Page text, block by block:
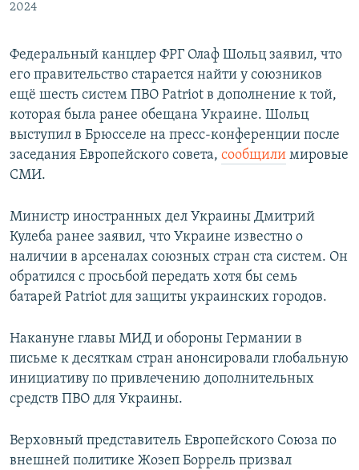
Все сайты РСЕ/РС
2024
Федеральный канцлер ФРГ Олаф Шольц заявил, что
его правительство старается найти у союзников
ещё шесть систем ПВО Patriot в дополнение к той,
которая была ранее обещана Украине. Шольц
выступил в Брюсселе на пресс-конференции после
заседания Европейского совета, сообщили мировые
СМИ.
Министр иностранных дел Украины Дмитрий
Кулеба ранее заявил, что Украине известно о
наличии в арсеналах союзных стран ста систем. Он
обратился с просьбой передать хотя бы семь
батарей Patriot для защиты украинских городов.
Накануне главы МИД и обороны Германии в
письме к десяткам стран анонсировали глобальную
инициативу по привлечению дополнительных
средств ПВО для Украины.
Верховный представитель Европейского Союза по
внешней политике Жозеп Боррель призвал